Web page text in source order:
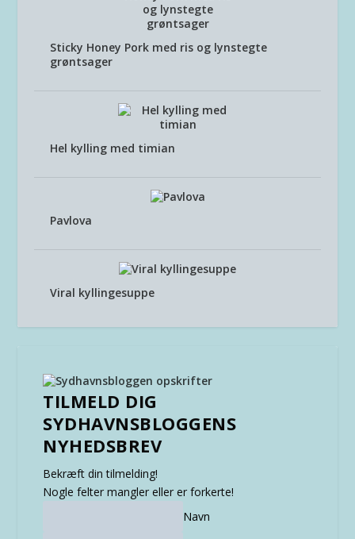
Sticky Honey Pork med ris og lynstegte
grøntsager
Hel kylling med timian
Pavlova
Viral kyllingesuppe
TILMELD DIG
SYDHAVNSBLOGGENS
NYHEDSBREV
Bekræft din tilmelding!
Nogle felter mangler eller er forkerte!
Navn